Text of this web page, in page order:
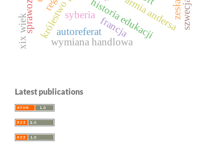
armia andersa
historia edukacji
wymiana handlowa
syberia
francja
autoreferat
xix wiek szwecja
Latest publications